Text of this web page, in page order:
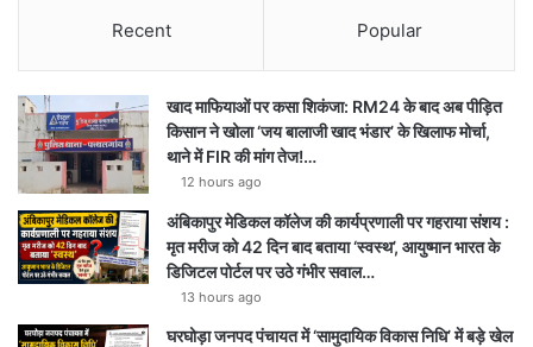
Recent Popular
खाद माफियाओं पर कसा शिकंजा: RM24 के बाद अब पीड़ित
किसान ने खोला ‘जय बालाजी खाद भंडार’ के खिलाफ मोर्चा,
थाने में FIR की मांग तेज!…
12 hours ago
अंबिकापुर मेडिकल कॉलेज की कार्यप्रणाली पर गहराया संशय :
मृत मरीज को 42 दिन बाद बताया ‘स्वस्थ’, आयुष्मान भारत के
डिजिटल पोर्टल पर उठे गंभीर सवाल…
13 hours ago
घरघोड़ा जनपद पंचायत में ‘सामुदायिक विकास निधि’ में बड़े खेल